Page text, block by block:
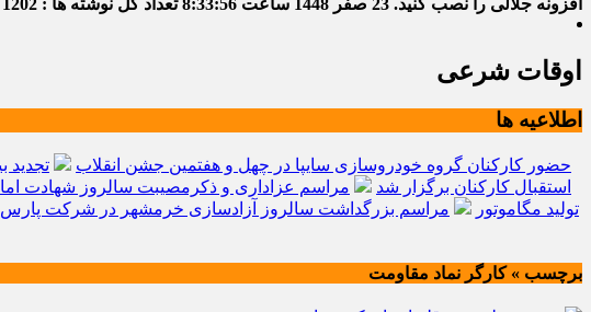
افزونه جلالی را نصب کنید. 23 صفر 1448 ساعت 8:33:57تعداد کل نوشته ها : 1202
اوقات شرعی
اطلاعیه ها
حضور کارکنان گروه خودروسازی سایپا در چهل و هفتمین جشن انقلاب تجدید
استقبال کارکنان برگزار شد
مراسم عزاداری و ذکرمصیبت سالروز شهادت
تولید مگاموتور
مراسم بزرگداشت سالروز آزادسازی خرمشهر در شرکت پارس
برچسب » کارگر نماد مقاومت